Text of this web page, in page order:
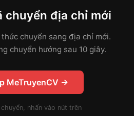
chuyển địa chỉ mới
chuyển sang địa chỉ mới.
chuyển hướng sau 10 giây.
MeTruyenCV →
nhấn vào nút trên